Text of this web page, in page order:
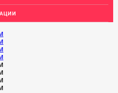
(ДЛЯ ПОЛА),